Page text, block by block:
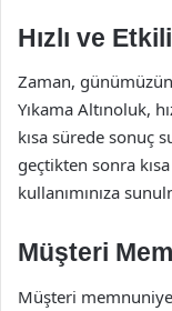
Hızlı ve
Zaman, günümüzün
Yıkama Altınoluk,
kısa sürede sonuç
geçtikten sonra
kullanımınıza
Müşteri
Müşteri